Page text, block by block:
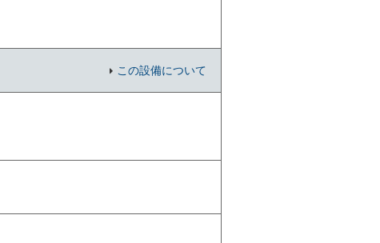
この設備について